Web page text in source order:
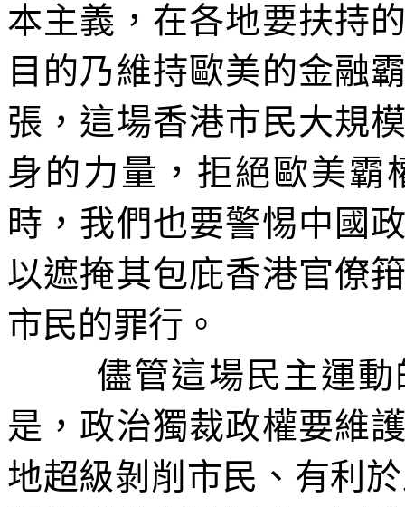
本主義，在各地要扶持
目的乃維持歐美的金融
張，這場香港市民大規
身的力量，拒絕歐美霸
時，我們也要警惕中國
以遮掩其包庇香港官僚
市民的罪行。
儘管這場民主運
是，政治獨裁政權要維
地超級剝削市民、有利